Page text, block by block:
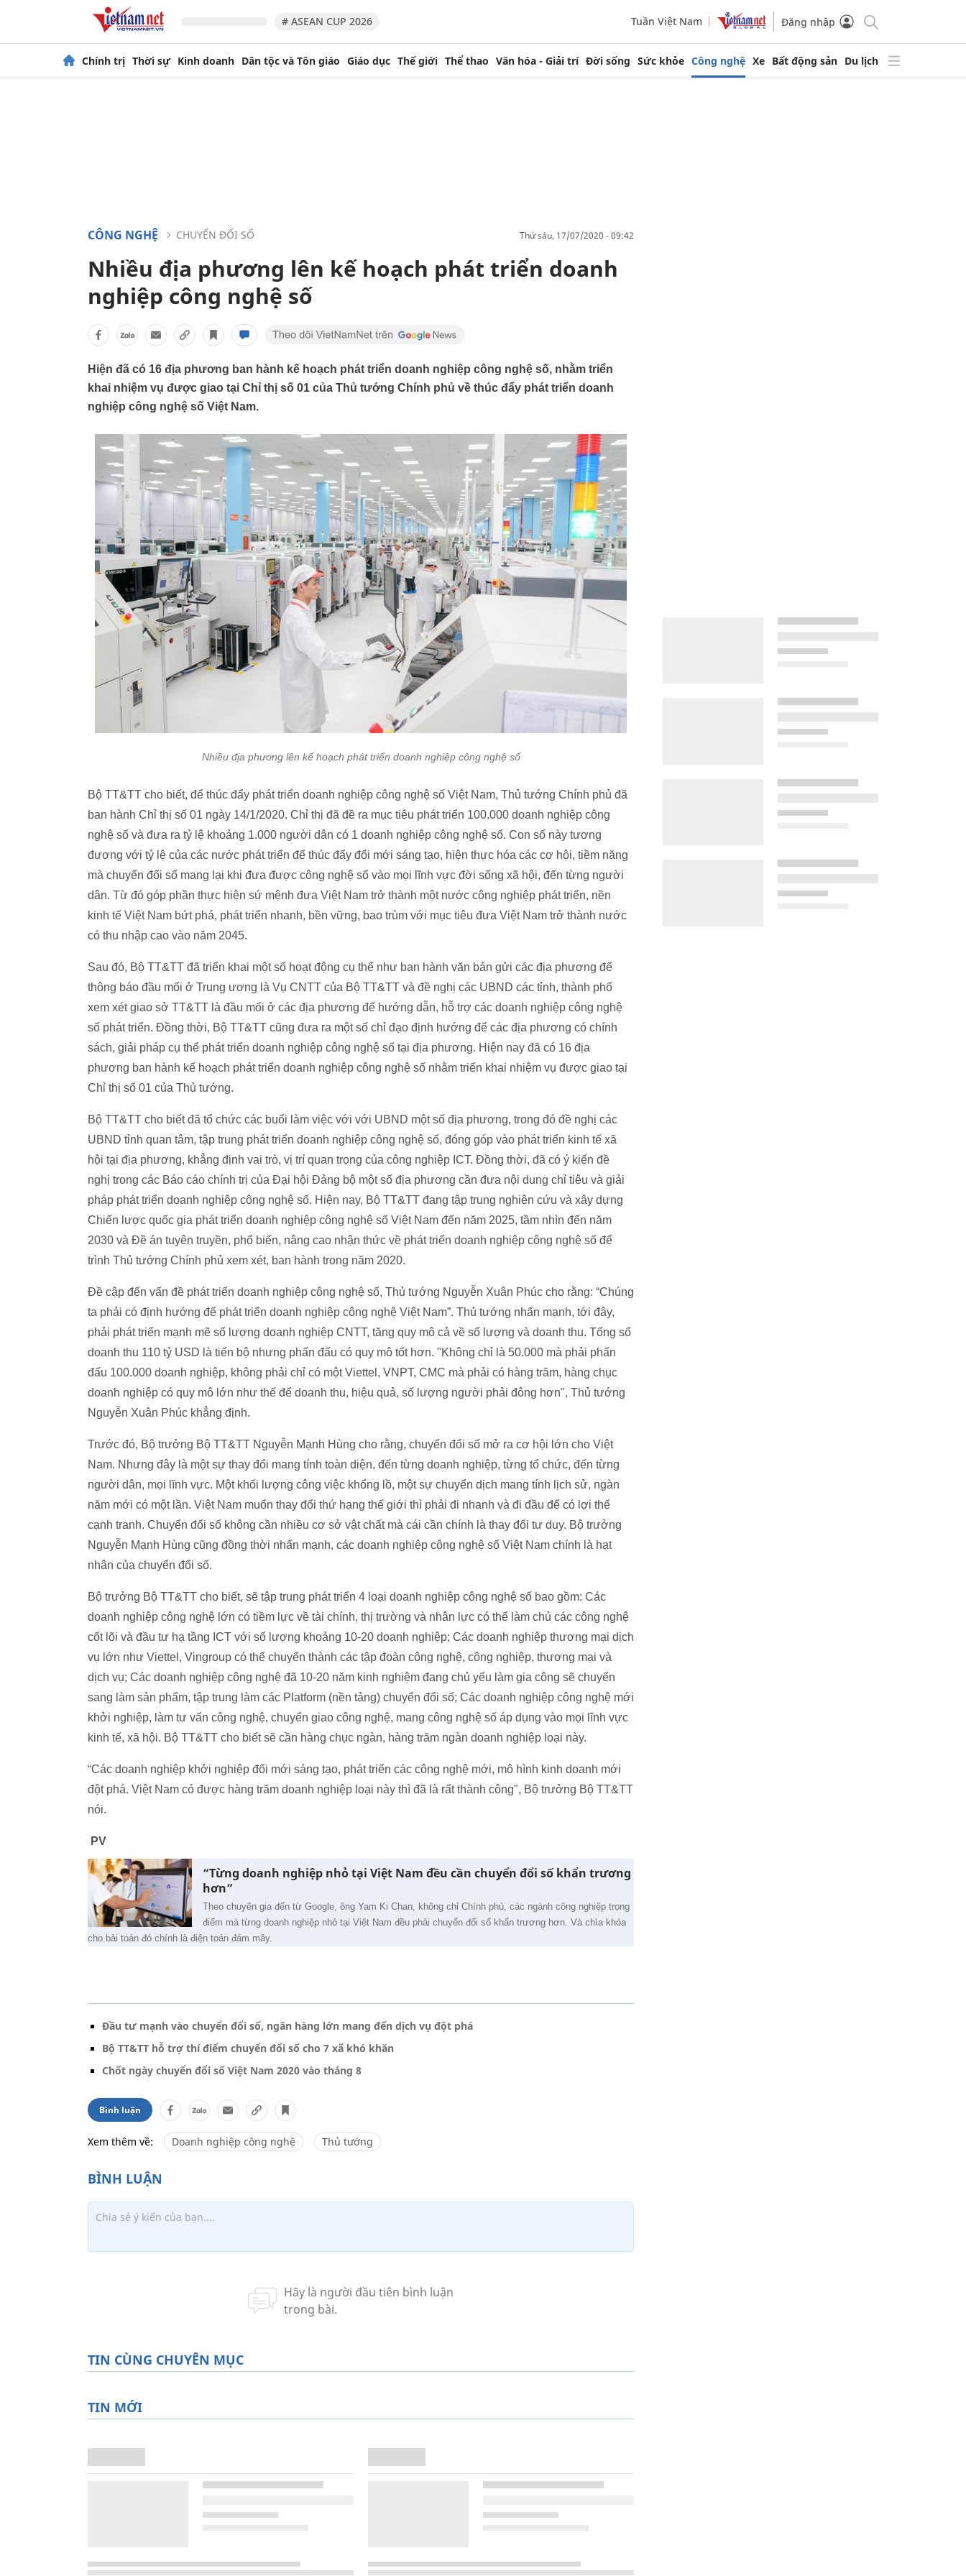
# ASEAN CUP 2026 Tuần Việt Nam Đăng nhập
Chính trị Thời sự Kinh doanh Dân tộc và Tôn giáo Giáo dục Thế giới Thể thao Văn hóa - Giải trí Đời sống Sức khỏe Công nghệ Xe Bất động sản Du lịch
CÔNG NGHỆ CHUYỂN ĐỔI SỐ thứ sáu, 17/07/2020 - 09:42
Nhiều địa phương lên kế hoạch phát triển doanh
nghiệp công nghệ số
Hiện đã có 16 địa phương ban hành kế hoạch phát triển doanh nghiệp công nghệ số, nhằm triển
khai nhiệm vụ được giao tại Chỉ thị số 01 của Thủ tướng Chính phủ về thúc đẩy phát triển doanh
nghiệp công nghệ số Việt Nam.
Nhiều địa phương lên kế hoạch phát triển doanh nghiệp công nghệ số
Bộ TT&TT cho biết, để thúc đẩy phát triển doanh nghiệp công nghệ số Việt Nam, Thủ tướng Chính phủ đã
ban hành Chỉ thị số 01 ngày 14/1/2020. Chỉ thị đã đề ra mục tiêu phát triển 100.000 doanh nghiệp công
nghệ số và đưa ra tỷ lệ khoảng 1.000 người dân có 1 doanh nghiệp công nghệ số. Con số này tương
đương với tỷ lệ của các nước phát triển để thúc đẩy đổi mới sáng tạo, hiện thực hóa các cơ hội, tiềm năng
mà chuyển đổi số mang lại khi đưa được công nghệ số vào mọi lĩnh vực đời sống xã hội, đến từng người
dân. Từ đó góp phần thực hiện sứ mệnh đưa Việt Nam trở thành một nước công nghiệp phát triển, nền
kinh tế Việt Nam bứt phá, phát triển nhanh, bền vững, bao trùm với mục tiêu đưa Việt Nam trở thành nước
có thu nhập cao vào năm 2045.
Sau đó, Bộ TT&TT đã triển khai một số hoạt động cụ thể như ban hành văn bản gửi các địa phương để
thông báo đầu mối ở Trung ương là Vụ CNTT của Bộ TT&TT và đề nghị các UBND các tỉnh, thành phố
xem xét giao sở TT&TT là đầu mối ở các địa phương để hướng dẫn, hỗ trợ các doanh nghiệp công nghệ
số phát triển. Đồng thời, Bộ TT&TT cũng đưa ra một số chỉ đạo định hướng để các địa phương có chính
sách, giải pháp cụ thể phát triển doanh nghiệp công nghệ số tại địa phương. Hiện nay đã có 16 địa
phương ban hành kế hoạch phát triển doanh nghiệp công nghệ số nhằm triển khai nhiệm vụ được giao tại
Chỉ thị số 01 của Thủ tướng.
Bộ TT&TT cho biết đã tổ chức các buổi làm việc với với UBND một số địa phương, trong đó đề nghị các
UBND tỉnh quan tâm, tập trung phát triển doanh nghiệp công nghệ số, đóng góp vào phát triển kinh tế xã
hội tại địa phương, khẳng định vai trò, vị trí quan trọng của công nghiệp ICT. Đồng thời, đã có ý kiến đề
nghị trong các Báo cáo chính trị của Đại hội Đảng bộ một số địa phương cần đưa nội dung chỉ tiêu và giải
pháp phát triển doanh nghiệp công nghệ số. Hiện nay, Bộ TT&TT đang tập trung nghiên cứu và xây dựng
Chiến lược quốc gia phát triển doanh nghiệp công nghệ số Việt Nam đến năm 2025, tầm nhìn đến năm
2030 và Đề án tuyên truyền, phổ biến, nâng cao nhận thức về phát triển doanh nghiệp công nghệ số để
trình Thủ tướng Chính phủ xem xét, ban hành trong năm 2020.
Đề cập đến vấn đề phát triển doanh nghiệp công nghệ số, Thủ tướng Nguyễn Xuân Phúc cho rằng: “Chúng
ta phải có định hướng để phát triển doanh nghiệp công nghệ Việt Nam”. Thủ tướng nhấn mạnh, tới đây,
phải phát triển mạnh mẽ số lượng doanh nghiệp CNTT, tăng quy mô cả về số lượng và doanh thu. Tổng số
doanh thu 110 tỷ USD là tiến bộ nhưng phấn đấu có quy mô tốt hơn. "Không chỉ là 50.000 mà phải phấn
đấu 100.000 doanh nghiệp, không phải chỉ có một Viettel, VNPT, CMC mà phải có hàng trăm, hàng chục
doanh nghiệp có quy mô lớn như thế để doanh thu, hiệu quả, số lượng người phải đông hơn", Thủ tướng
Nguyễn Xuân Phúc khẳng định.
Trước đó, Bộ trưởng Bộ TT&TT Nguyễn Mạnh Hùng cho rằng, chuyển đổi số mở ra cơ hội lớn cho Việt
Nam. Nhưng đây là một sự thay đổi mang tính toàn diện, đến từng doanh nghiệp, từng tổ chức, đến từng
người dân, mọi lĩnh vực. Một khối lượng công việc khổng lồ, một sự chuyển dịch mang tính lịch sử, ngàn
năm mới có một lần. Việt Nam muốn thay đổi thứ hạng thế giới thì phải đi nhanh và đi đầu để có lợi thế
cạnh tranh. Chuyển đổi số không cần nhiều cơ sở vật chất mà cái cần chính là thay đổi tư duy. Bộ trưởng
Nguyễn Mạnh Hùng cũng đồng thời nhấn mạnh, các doanh nghiệp công nghệ số Việt Nam chính là hạt
nhân của chuyển đổi số.
Bộ trưởng Bộ TT&TT cho biết, sẽ tập trung phát triển 4 loại doanh nghiệp công nghệ số bao gồm: Các
doanh nghiệp công nghệ lớn có tiềm lực về tài chính, thị trường và nhân lực có thể làm chủ các công nghệ
cốt lõi và đầu tư hạ tầng ICT với số lượng khoảng 10-20 doanh nghiệp; Các doanh nghiệp thương mại dịch
vụ lớn như Viettel, Vingroup có thể chuyển thành các tập đoàn công nghệ, công nghiệp, thương mại và
dịch vụ; Các doanh nghiệp công nghệ đã 10-20 năm kinh nghiệm đang chủ yếu làm gia công sẽ chuyển
sang làm sản phẩm, tập trung làm các Platform (nền tảng) chuyển đổi số; Các doanh nghiệp công nghệ mới
khởi nghiệp, làm tư vấn công nghệ, chuyển giao công nghệ, mang công nghệ số áp dụng vào mọi lĩnh vực
kinh tế, xã hội. Bộ TT&TT cho biết sẽ cần hàng chục ngàn, hàng trăm ngàn doanh nghiệp loại này.
“Các doanh nghiệp khởi nghiệp đổi mới sáng tạo, phát triển các công nghệ mới, mô hình kinh doanh mới
đột phá. Việt Nam có được hàng trăm doanh nghiệp loại này thì đã là rất thành công", Bộ trưởng Bộ TT&TT
nói.
PV
“Từng doanh nghiệp nhỏ tại Việt Nam đều cần chuyển đổi số khẩn trương
hơn”
Theo chuyên gia đến từ Google, ông Yam Ki Chan, không chỉ Chính phủ, các ngành công nghiệp trọng
điểm mà từng doanh nghiệp nhỏ tại Việt Nam đều phải chuyển đổi số khẩn trương hơn. Và chìa khóa
cho bài toán đó chính là điện toán đám mây.
Đầu tư mạnh vào chuyển đổi số, ngân hàng lớn mang đến dịch vụ đột phá
Bộ TT&TT hỗ trợ thí điểm chuyển đổi số cho 7 xã khó khăn
Chốt ngày chuyển đổi số Việt Nam 2020 vào tháng 8
Bình luận
Xem thêm về: Doanh nghiệp công nghệ Thủ tướng
TIN CÙNG CHUYÊN MỤC
TIN MỚI